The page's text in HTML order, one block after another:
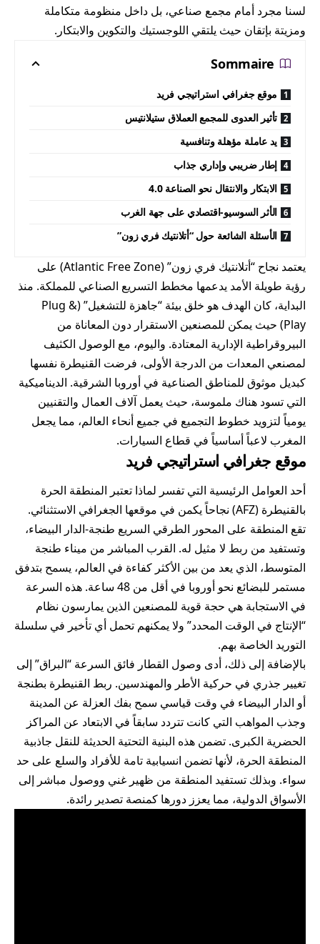
لسنا مجرد أمام مجمع صناعي، بل داخل منظومة متكاملة
ومزيتة بإتقان حيث يلتقي اللوجستيك والتكوين والابتكار.
Sommaire
موقع جغرافي استراتيجي فريد
تأثير العدوى للمجمع العملاق ستيلانتيس
يد عاملة مؤهلة وتنافسية
إطار ضريبي وإداري جذاب
الابتكار والانتقال نحو الصناعة 4.0
الأثر السوسيو-اقتصادي على جهة الغرب
الأسئلة الشائعة حول “أتلانتيك فري زون”
يعتمد نجاح “أتلانتيك فري زون” (Atlantic Free Zone) على
رؤية طويلة الأمد يدعمها مخطط التسريع الصناعي للمملكة. منذ
البداية، كان الهدف هو خلق بيئة “جاهزة للتشغيل” (Plug &
Play) حيث يمكن للمصنعين الاستقرار دون المعاناة من
البيروقراطية الإدارية المعتادة. واليوم، مع الوصول الكثيف
لمصنعي المعدات من الدرجة الأولى، فرضت القنيطرة نفسها
كبديل موثوق للمناطق الصناعية في أوروبا الشرقية. الديناميكية
التي تسود هناك ملموسة، حيث يعمل آلاف العمال والتقنيين
يومياً لتزويد خطوط التجميع في جميع أنحاء العالم، مما يجعل
المغرب لاعباً أساسياً في قطاع السيارات.
موقع جغرافي استراتيجي فريد
أحد العوامل الرئيسية التي تفسر لماذا تعتبر المنطقة الحرة
بالقنيطرة (AFZ) نجاحاً يكمن في موقعها الجغرافي الاستثنائي.
تقع المنطقة على المحور الطرقي السريع طنجة-الدار البيضاء،
وتستفيد من ربط لا مثيل له. القرب المباشر من ميناء طنجة
المتوسط، الذي يعد من بين الأكثر كفاءة في العالم، يسمح بتدفق
مستمر للبضائع نحو أوروبا في أقل من 48 ساعة. هذه السرعة
في الاستجابة هي حجة قوية للمصنعين الذين يمارسون نظام
“الإنتاج في الوقت المحدد” ولا يمكنهم تحمل أي تأخير في سلسلة
التوريد الخاصة بهم.
بالإضافة إلى ذلك، أدى وصول القطار فائق السرعة “البراق” إلى
تغيير جذري في حركية الأطر والمهندسين. ربط القنيطرة بطنجة
أو الدار البيضاء في وقت قياسي سمح بفك العزلة عن المدينة
وجذب المواهب التي كانت تتردد سابقاً في الابتعاد عن المراكز
الحضرية الكبرى. تضمن هذه البنية التحتية الحديثة للنقل جاذبية
المنطقة الحرة، لأنها تضمن انسيابية تامة للأفراد والسلع على حد
سواء. وبذلك تستفيد المنطقة من ظهير غني ووصول مباشر إلى
الأسواق الدولية، مما يعزز دورها كمنصة تصدير رائدة.